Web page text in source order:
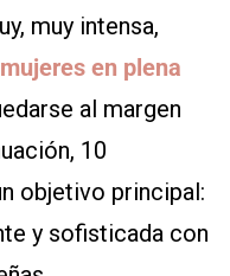
muy intensa,
mujeres en plena
al margen
10
objetivo principal:
y sofisticada con